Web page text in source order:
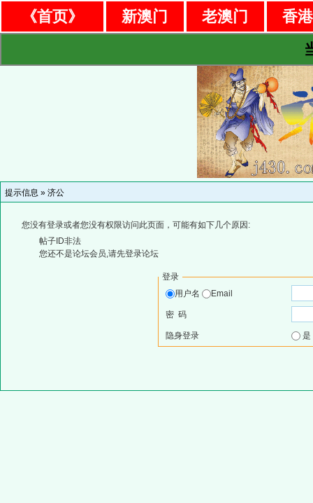
《首页》 新澳门 老澳门
香
提示信息 » 济公
您没有登录或者您没有权限访问此页面，可能有如下几个原因:
帖子ID非法
您还不是论坛会员,请先登录论坛
登录
用户名
Email
密 码
隐身登录